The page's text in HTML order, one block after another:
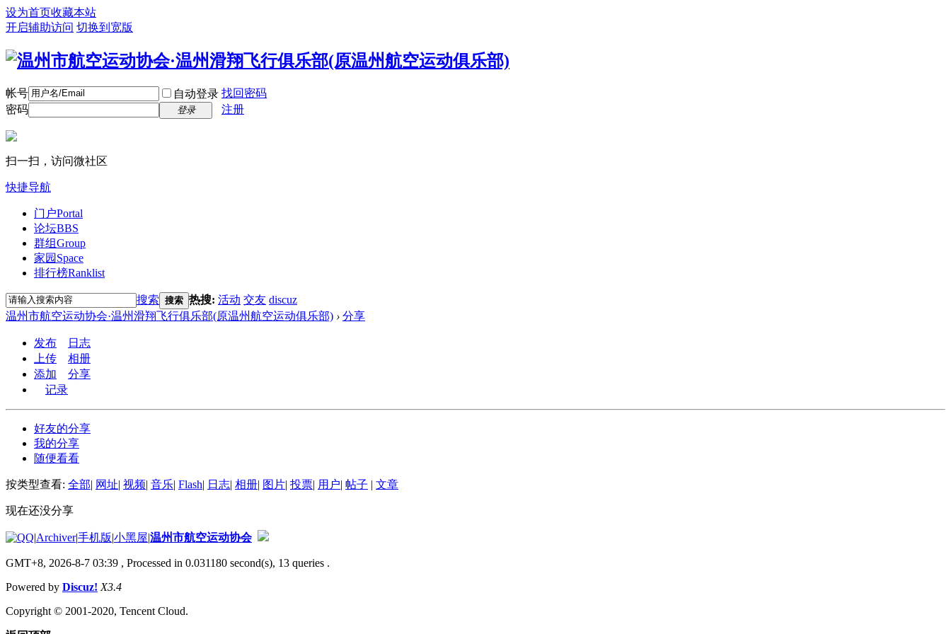
设为首页收藏本站
开启辅助访问 切换到宽版
帐号 自动登录 找回密码
密码
登录 注册
扫一扫，访问微社区
快捷导航
门户Portal
论坛BBS
群组Group
家园 Space
排行榜Ranklist
搜索 搜索 热搜: 活动 交友 discuz
温州市航空运动协会·温州滑翔飞行俱乐部(原温州航空运动俱乐部) › 分享
发布
日志
上传
相册
添加
分享
记录
好友的分享
我的分享
随便看看
按类型查看: 全部| 网址| 视频| 音乐| Flash| 日志| 相册| 图片| 投票| 用户| 帖子 | 文章
现在还没分享
|Archiver|手机版|小黑屋|温州市航空运动协会
GMT+8, 2026-8-7 03:39 , Processed in 0.031180 second(s), 13 queries .
Powered by Discuz! X3.4
Copyright © 2001-2020, Tencent Cloud.